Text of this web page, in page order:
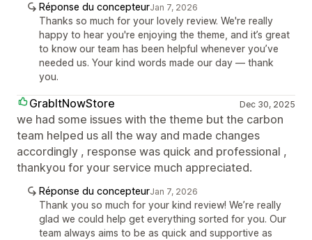
Réponse du concepteurJan 7, 2026
Thanks so much for your lovely review. We're really
happy to hear you're enjoying the theme, and it’s great
to know our team has been helpful whenever you’ve
needed us. Your kind words made our day — thank
you.
GrabItNowStore Dec 30, 2025
we had some issues with the theme but the carbon
team helped us all the way and made changes
accordingly , response was quick and professional ,
thankyou for your service much appreciated.
Réponse du concepteurJan 7, 2026
Thank you so much for your kind review! We’re really
glad we could help get everything sorted for you. Our
team always aims to be as quick and supportive as